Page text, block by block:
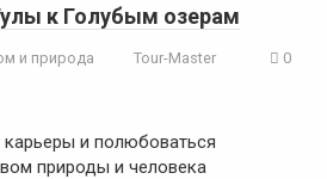
к Голубым озерам
и природа Tour-Master 0
и полюбоваться
природы и человека